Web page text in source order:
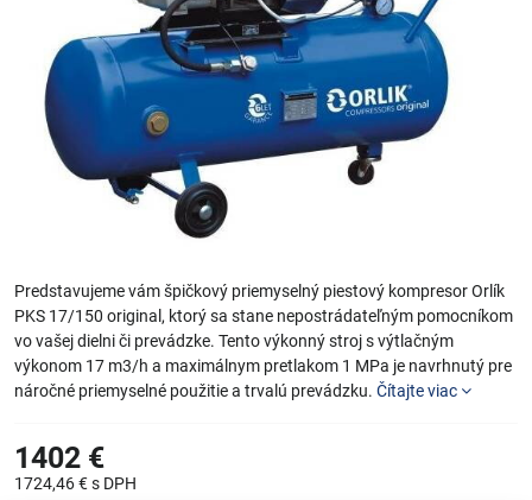
Predstavujeme vám špičkový priemyselný piestový kompresor Orlík
PKS 17/150 original, ktorý sa stane nepostrádateľným pomocníkom
vo vašej dielni či prevádzke. Tento výkonný stroj s výtlačným
výkonom 17 m3/h a maximálnym pretlakom 1 MPa je navrhnutý pre
náročné priemyselné použitie a trvalú prevádzku. Čítajte viac
1402 €
1724,46 €s DPH